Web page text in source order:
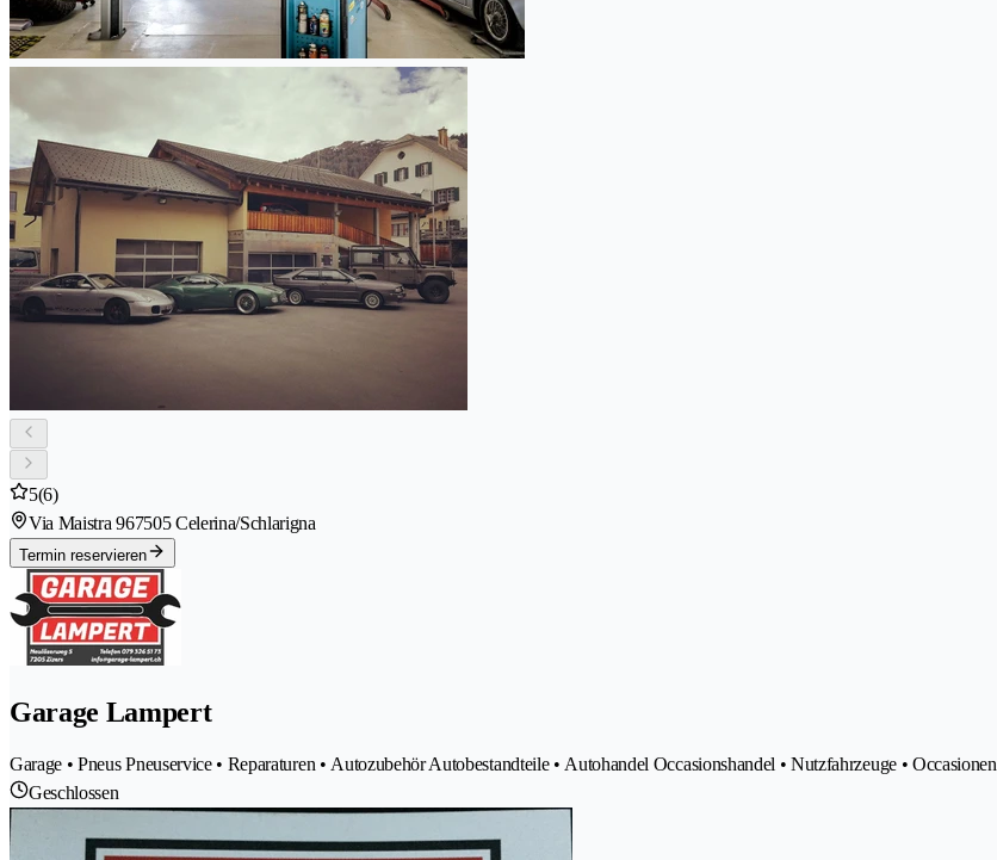
5(6)
Via Maistra 967505 Celerina/Schlarigna
Termin reservieren
Garage Lampert
Garage • Pneus Pneuservice • Reparaturen • Autozubehör Autobestandteile • Autohandel Occasionshandel • Nutzfahrzeuge • Occasionen
Geschlossen